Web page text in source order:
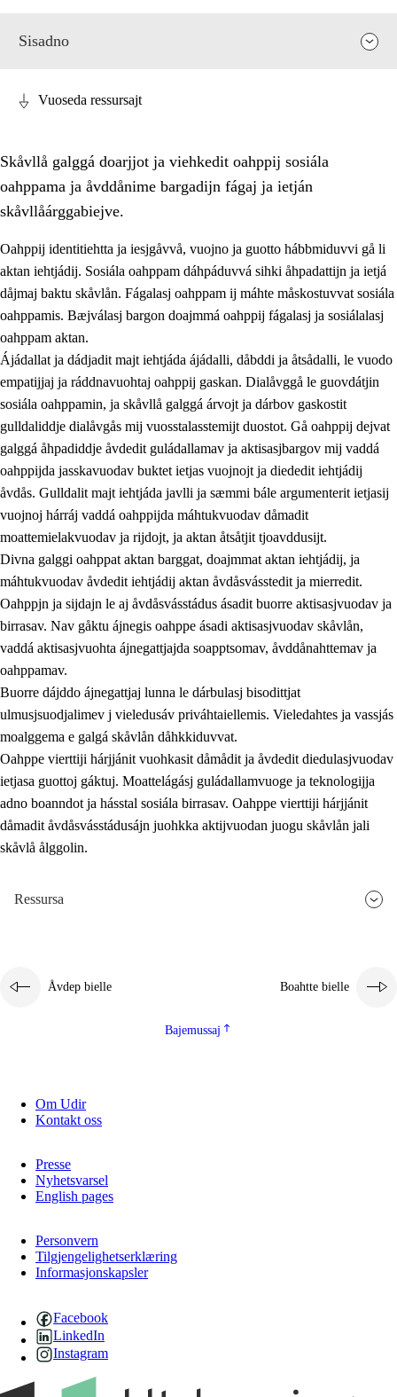
Sisadno
2. Prinsihpa oahppama, åvddånahttema ja ávddama hárráj
2.1 Sosiála oahppam ja åvddånibme
2.2 Máhtudahka fágáj hárráj
2.3 Vuodulasj tjehpudagá
2.4 Oahppat oahppat
Doaresfágalasj tiemá
Vuoseda ressursajt
Skåvllå galggá doarjjot ja viehkedit oahppij sosiála
oahppama ja åvddånime bargadijn fágaj ja ietján
skåvllåárggabiejve.
Oahppij identitiehtta ja iesjgåvvå, vuojno ja guotto hábbmiduvvi gå li
aktan iehtjádij. Sosiála oahppam dáhpáduvvá sihki åhpadattijn ja ietjá
dåjmaj baktu skåvlån. Fágalasj oahppam ij máhte måskostuvvat sosiála
oahppamis. Bæjválasj bargon doajmmá oahppij fágalasj ja sosiálalasj
oahppam aktan.
Ájádallat ja dádjadit majt iehtjáda ájádalli, dåbddi ja åtsådalli, le vuodo
empatijjaj ja ráddnavuohtaj oahppij gaskan. Dialåvggå le guovdátjin
sosiála oahppamin, ja skåvllå galggá árvojt ja dárbov gaskostit
gulldaliddje dialåvgås mij vuosstalasstemijt duostot. Gå oahppij dejvat
galggá åhpadiddje åvdedit guládallamav ja aktisasjbargov mij vaddá
oahppijda jasskavuodav buktet ietjas vuojnojt ja diededit iehtjádij
åvdås. Gulldalit majt iehtjáda javlli ja sæmmi bále argumenterit ietjasij
vuojnoj hárráj vaddá oahppijda máhtukvuodav dåmadit
moattemielakvuodav ja rijdojt, ja aktan åtsåtjit tjoavddusijt.
Divna galggi oahppat aktan barggat, doajmmat aktan iehtjádij, ja
máhtukvuodav åvdedit iehtjádij aktan åvdåsvásstedit ja mierredit.
Oahppjn ja sijdajn le aj åvdåsvásstádus ásadit buorre aktisasjvuodav ja
birrasav. Nav gåktu ájnegis oahppe ásadi aktisasjvuodav skåvlån,
vaddá aktisasjvuohta ájnegattjajda soapptsomav, åvddånahttemav ja
oahppamav.
Buorre dájddo ájnegattjaj lunna le dárbulasj bisodittjat
ulmusjsuodjalimev j vieledusáv priváhtaiellemis. Vieledahtes ja vassjás
moalggema e galgá skåvlån dåhkkiduvvat.
Oahppe vierttiji hárjjánit vuohkasit dåmådit ja åvdedit diedulasjvuodav
ietjasa guottoj gáktuj. Moattelágásj guládallamvuoge ja teknologijja
adno boanndot ja hásstal sosiála birrasav. Oahppe vierttiji hárjjánit
dåmadit åvdåsvásstádusájn juohkka aktijvuodan juogu skåvlån jali
skåvlå ålggolin.
Ressursa
Åvdep bielle Boahtte bielle
Bajemussaj
Om Udir
Kontakt oss
Presse
Nyhetsvarsel
English pages
Personvern
Tilgjengelighetserklæring
Informasjonskapsler
Facebook
LinkedIn
Instagram